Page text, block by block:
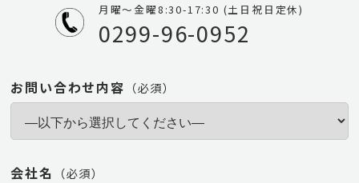
月曜〜金曜8:30-17:30 (土日祝日定休)
0299-96-0952
お問い合わせ内容 （必須）
会社名 （必須）